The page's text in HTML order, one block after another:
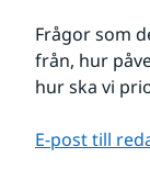
Frågor som
från, hur
hur ska vi
E-post till